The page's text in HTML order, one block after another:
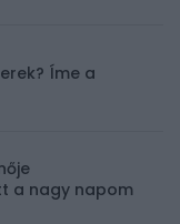
Íme a
a nagy napom